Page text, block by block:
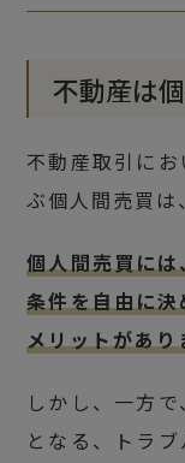
不動産は
不動産取引に
ぶ個人間売買は
個人間売買に
条件を自由に
メリットがあり
しかし、一方
となる、トラ